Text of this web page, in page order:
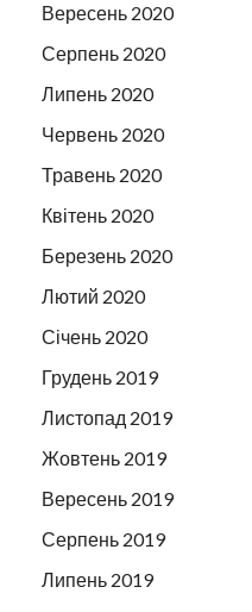
Вересень 2020
Серпень 2020
Липень 2020
Червень 2020
Травень 2020
Квітень 2020
Березень 2020
Лютий 2020
Січень 2020
Грудень 2019
Листопад 2019
Жовтень 2019
Вересень 2019
Серпень 2019
Липень 2019